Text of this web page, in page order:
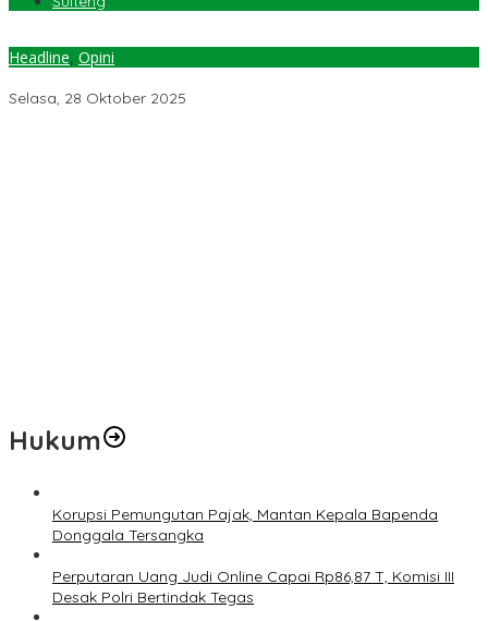
Headline, Opini
Selasa, 28 Oktober 2025
Hukum
Korupsi Pemungutan Pajak, Mantan Kepala Bapenda
Donggala Tersangka
Perputaran Uang Judi Online Capai Rp86,87 T, Komisi III
Desak Polri Bertindak Tegas